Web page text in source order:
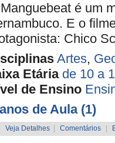
é um
E o
Chico
Artes,
Etária de 10 a
de Ensino
de Aula (1)
Veja Detalhes Comentários